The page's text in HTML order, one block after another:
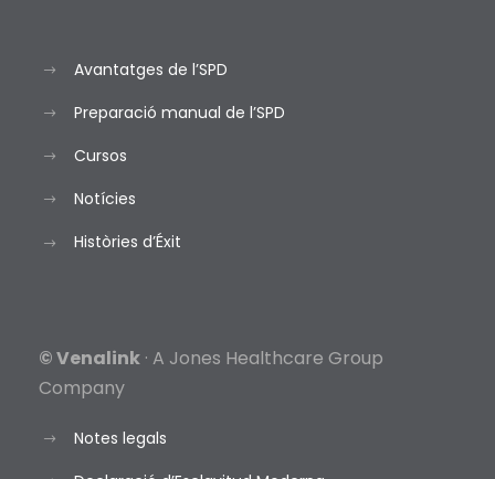
Avantatges de l’SPD
Preparació manual de l’SPD
Cursos
Notícies
Històries d’Éxit
© Venalink · A Jones Healthcare Group
Company
Notes legals